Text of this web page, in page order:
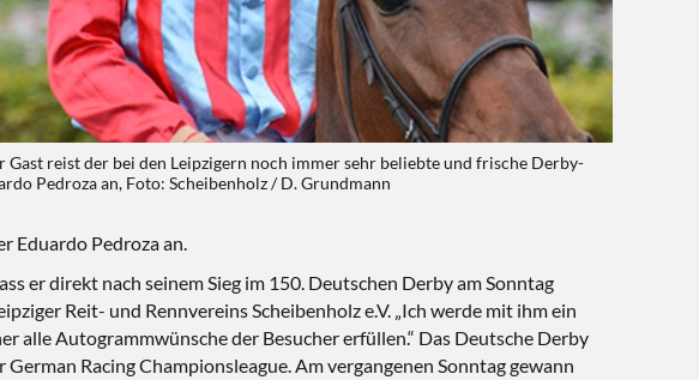
Gast reist der bei den Leipzigern noch immer sehr beliebte und frische Derby-
Pedroza an, Foto: Scheibenholz / D. Grundmann
Eduardo Pedroza an.
er direkt nach seinem Sieg im 150. Deutschen Derby am Sonntag
Reit- und Rennvereins Scheibenholz e.V. „Ich werde mit ihm ein
alle Autogrammwünsche der Besucher erfüllen.“ Das Deutsche Derby
Racing Championsleague. Am vergangenen Sonntag gewann